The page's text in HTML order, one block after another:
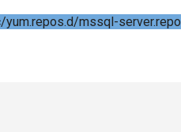
mssql-server.repo